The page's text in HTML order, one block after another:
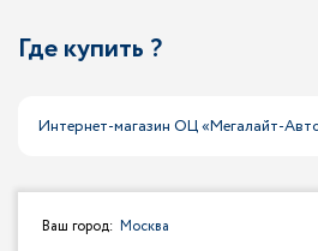
Где купить ?
Интернет-магазин ОЦ «Мегалайт-
Ваш город: Москва